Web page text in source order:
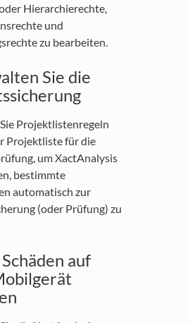
Hierarchierechte,
und
zu bearbeiten.
Sie die
Projektlistenregeln
Projektliste für die
um XactAnalysis
bestimmte
automatisch zur
(oder Prüfung) zu
auf